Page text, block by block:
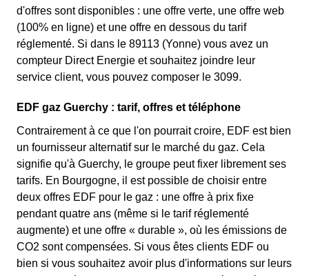
d'offres sont disponibles : une offre verte, une offre web
(100% en ligne) et une offre en dessous du tarif
réglementé. Si dans le 89113 (Yonne) vous avez un
compteur Direct Energie et souhaitez joindre leur
service client, vous pouvez composer le 3099.
EDF gaz Guerchy : tarif, offres et téléphone
Contrairement à ce que l'on pourrait croire, EDF est bien
un fournisseur alternatif sur le marché du gaz. Cela
signifie qu'à Guerchy, le groupe peut fixer librement ses
tarifs. En Bourgogne, il est possible de choisir entre
deux offres EDF pour le gaz : une offre à prix fixe
pendant quatre ans (même si le tarif réglementé
augmente) et une offre « durable », où les émissions de
CO2 sont compensées. Si vous êtes clients EDF ou
bien si vous souhaitez avoir plus d'informations sur leurs